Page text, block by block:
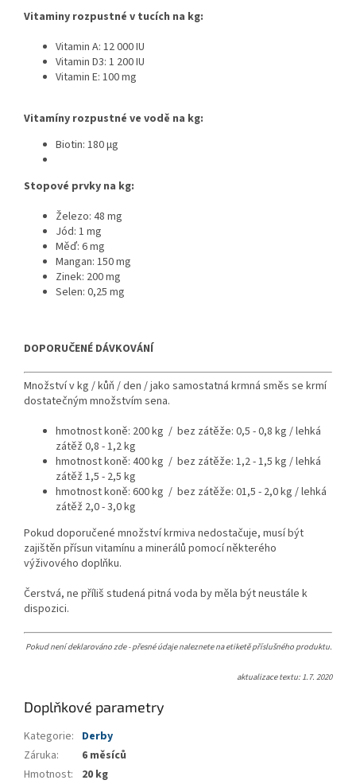
Vitaminy rozpustné v tucích na kg:
Vitamin A: 12 000IU
Vitamin D3: 1 200 IU
Vitamin E: 100 mg
Vitamíny rozpustné ve vodě na kg:
Biotin: 180µg
Stopové prvky na kg:
Železo: 48 mg
Jód: 1 mg
Měď: 6 mg
Mangan: 150 mg
Zinek: 200 mg
Selen: 0,25 mg
DOPORUČENÉ DÁVKOVÁNÍ
Množství v kg / kůň / den / jako samostatná krmná směs se krmí
dostatečným množstvím sena.
hmotnost koně: 200 kg / bez zátěže: 0,5 - 0,8 kg / lehká
zátěž 0,8 - 1,2 kg
hmotnost koně: 400 kg / bez zátěže: 1,2 - 1,5 kg / lehká
zátěž 1,5 - 2,5 kg
hmotnost koně: 600 kg / bez zátěže: 01,5 - 2,0 kg / lehká
zátěž 2,0 - 3,0 kg
Pokud doporučené množství krmiva nedostačuje, musí být
zajištěn přísun vitamínu a minerálů pomocí některého
výživového doplňku.
Čerstvá, ne příliš studená pitná voda by měla být neustále k
dispozici.
Pokud není deklarováno zde - přesné údaje naleznete na etiketě příslušného produktu.
aktualizace textu: 1.7. 2020
Doplňkové parametry
Kategorie: Derby
Záruka:
6 měsíců
Hmotnost:
20 kg